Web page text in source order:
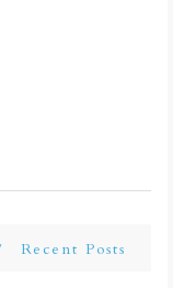
Recent Posts